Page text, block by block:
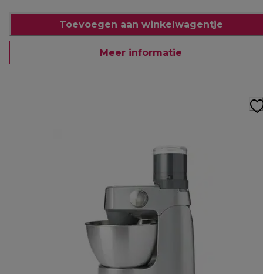
Toevoegen aan winkelwagentje
Meer informatie